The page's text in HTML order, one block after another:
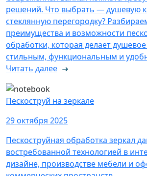
решений. Что выбрать — душевую
стеклянную перегородку?
преимущества и возможности
обработки, которая делает
стильным, функциональным и
Читать далее
Пескоструй на зеркале
29 октября 2025
Пескоструйная обработка зеркал
востребованной технологией в
дизайне, производстве мебели и